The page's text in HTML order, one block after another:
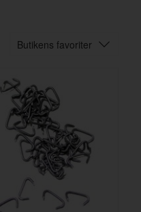
Butikens favoriter